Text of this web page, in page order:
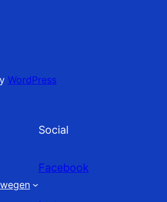
WordPress
Social
Facebook